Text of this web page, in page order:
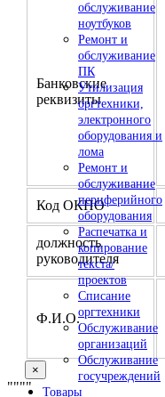
обслуживание
ноутбуков
Ремонт и
обслуживание
ПК
Утилизация
оргтехники,
электронного
оборудования и
лома
Ремонт и
обслуживание
периферийного
оборудования
Распечатка и
копирование
текста/
проектов
Списание
оргтехники
Обслуживание
организаций
Обслуживание
госучреждений
Товары
Банковские
реквизиты
Код ОКПО
должность
руководителя
Ф.И.О.
×
""""